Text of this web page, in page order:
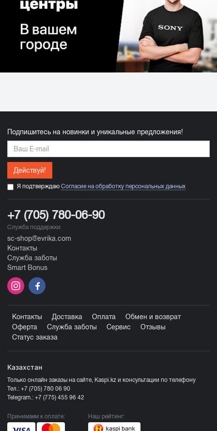
Подпишитесь на новинки и уникальные предложения!
Действуй!
Я подтверждаю Согласие на обработку персональных данных
+7 (705) 780-06-90
Служба поддержки
sc-shop@evrika.com
Контакты
Служба заботы
Smart Bonus
Контакты Доставка Оплата
Обмен и возврат
Оферта
Служба заботы Сервис
Отзывы
Статус заказа
Казахстан
Только онлайн заказы на сайте, Kaspi.kz и консультации по телефону
Тел.: +7 (705) 780 06 90
Telegram.: +7 (775) 455 96 42
Принимаем к оплате: Наш рейтинг: